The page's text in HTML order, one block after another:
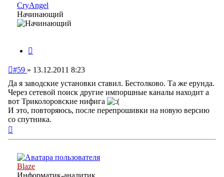
CryAngel
Начинающий
Непрочитанное
#59 » 13.12.2011 8:23
Да я заводские установки ставил. Бестолково. Та же ерунда.
Через сетевой поиск другие импоршные каналы находит а
вот Триколоровские нифига
И это, повторяюсь, после перепрошивки на новую версию
со спутника.
Blaze
Информатик-аналитик